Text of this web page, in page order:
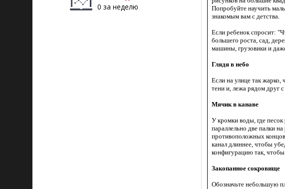
0 за неделю
Попробуйте научить
знакомым вам с детства.
Если ребенок спросит:
большего роста, сад,
машины, грузовики и
Глядя в небо
Если на улице так жарко,
тени и, лежа рядом друг
Мячик в канаве
У кромки воды, где
параллельно две палки
противоположных концов
канал длиннее, чтобы
конфигурацию так, чтобы
Закопанное сокровище
Обозначьте небольшую